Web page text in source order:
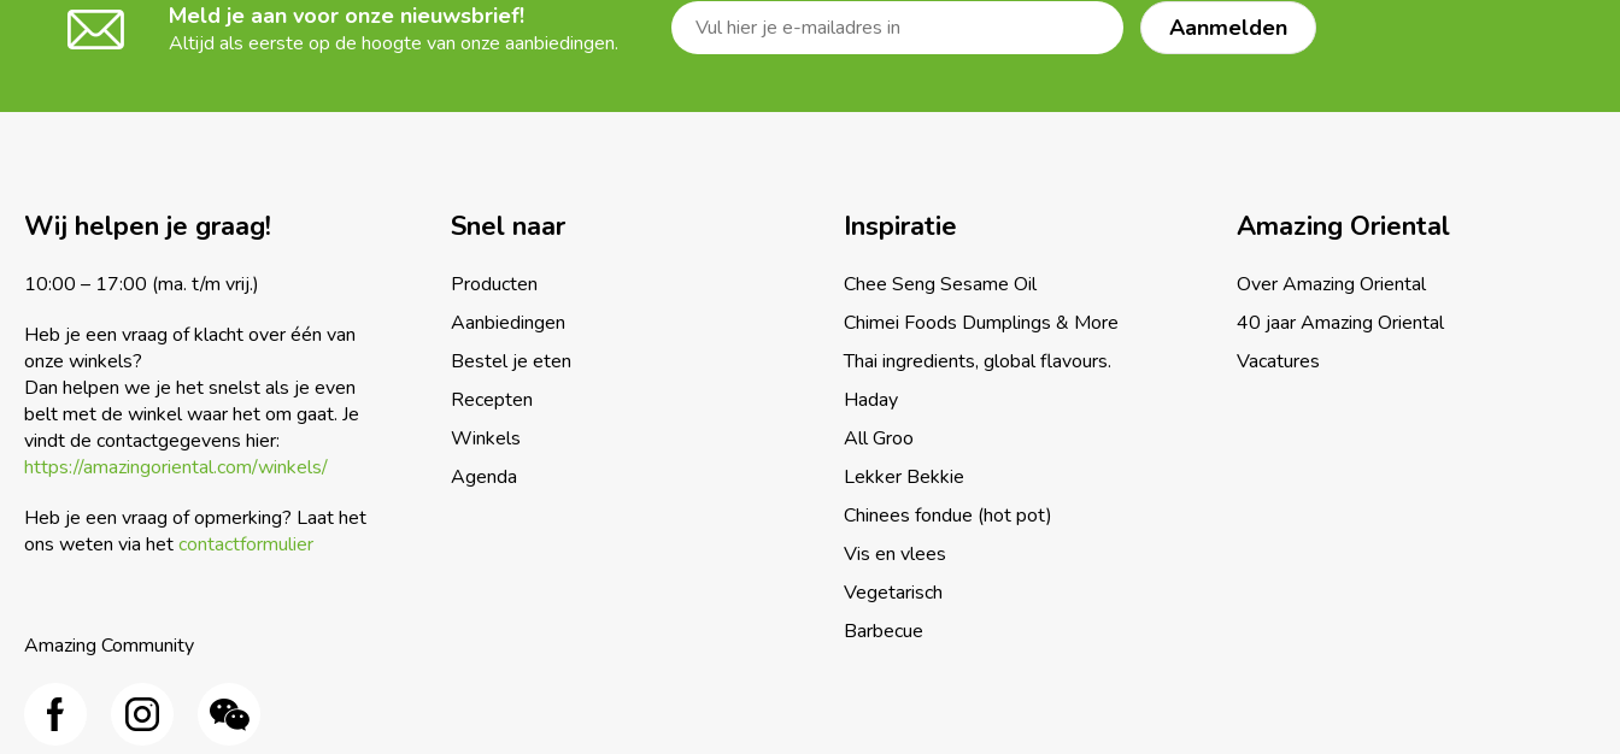
Meld je aan voor onze nieuwsbrief!
Altijd als eerste op de hoogte van onze aanbiedingen.
Wij helpen je graag!
10:00 – 17:00 (ma. t/m vrij.)
Heb je een vraag of klacht over één van
onze winkels?
Dan helpen we je het snelst als je even
belt met de winkel waar het om gaat. Je
vindt de contactgegevens hier:
https://amazingoriental.com/winkels/
Heb je een vraag of opmerking? Laat het
ons weten via hetcontactformulier
Amazing Community
Snel naar
Producten
Aanbiedingen
Bestel je eten
Recepten
Winkels
Agenda
Inspiratie
Chee Seng Sesame Oil
Chimei Foods Dumplings & More
Thai ingredients, global flavours.
Haday
All Groo
Lekker Bekkie
Chinees fondue (hot pot)
Vis en vlees
Vegetarisch
Barbecue
Amazing Oriental
Over Amazing Oriental
40 jaar Amazing Oriental
Vacatures